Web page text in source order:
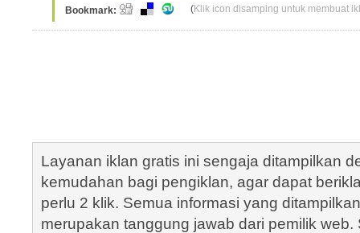
Bookmark:
(Klik icon disamping untuk membuat
Layanan iklan gratis ini sengaja ditampilkan
kemudahan bagi pengiklan, agar dapat
perlu 2 klik. Semua informasi yang
merupakan tanggung jawab dari pemilik